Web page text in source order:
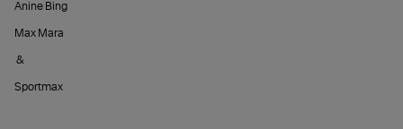
Anine Bing
Max Mara
&
Sportmax